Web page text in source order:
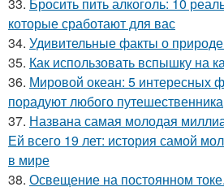
которые сработают для вас
34. Удивительные факты о
35. Как использовать вспышку на
36. Мировой океан: 5 интересных
порадуют любого путешественника
37. Названа самая молодая
Ей всего 19 лет: история самой
в мире
38. Освещение на постоянном